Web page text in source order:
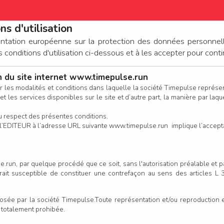
CONNEXION
CALENDRIER RÉSULTATS
vous déjà un compte ?
Si vous avez déjà un compte TimePulse (ou anciennement Bibchip),
connectez-vous ci-dessous.
Mot de passe oublié ?
ou bien
CONTINUER EN TANT QU’INVITÉ
enregistrée
d'utilisation
européenne sur la protection des données
d'utilisation ci-dessous et à les accepter pour
du site internet www.timepulse.run
modalités et conditions dans laquelle la société Timepulse
les services disponibles sur le site et d’autre part, la manière par
respect des présentes conditions.
à l’adresse URL suivante www.timepulse.run implique
par quelque procédé que ce soit, sans l'autorisation préalable et
susceptible de constituer une contrefaçon au sens des articles
par la société Timepulse.Toute représentation et/ou
prohibée.